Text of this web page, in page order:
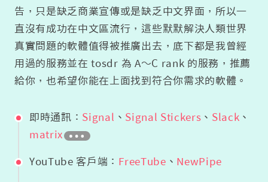
告，只是缺乏商業宣傳或是缺乏中文界面，所以一
直沒有成功在中文區流行，這些默默解決人類世界
真實問題的軟體值得被推廣出去，底下都是我曾經
用過的服務並在 tosdr 為 A～C rank 的服務，推薦
給你，也希望你能在上面找到符合你需求的軟體。
即時通訊： Signal 、 Signal Stickers 、 Slack 、
matrix
YouTube 客戶端： FreeTube 、 NewPipe